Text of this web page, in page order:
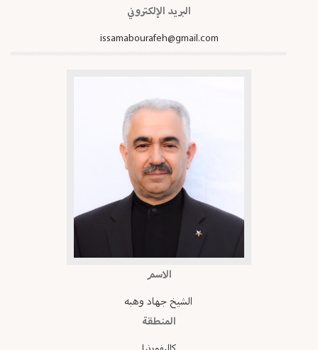
البريد الإلكتروني
issamabourafeh@gmail.com
الاسم
الشيخ جهاد وهبه
المنطقة